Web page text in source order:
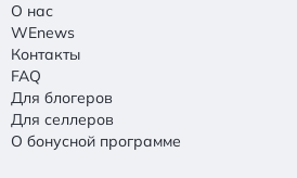
О нас
WEnews
Контакты
FAQ
Для блогеров
Для селлеров
О бонусной программе